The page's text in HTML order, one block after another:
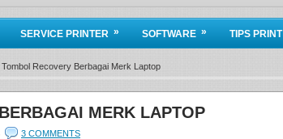
SERVICE PRINTER » SOFTWARE » TIPS PRINT
Tombol Recovery Berbagai Merk Laptop
MERK LAPTOP
3 COMMENTS